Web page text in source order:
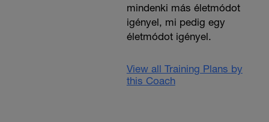
mindenki más életmódot
igényel, mi pedig egy
életmódot igényel.
View all Training Plans by
this Coach